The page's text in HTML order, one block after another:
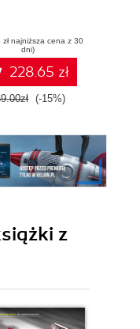
zł najniższa cena z 30
dni)
228.65 zł
(-15%)
z